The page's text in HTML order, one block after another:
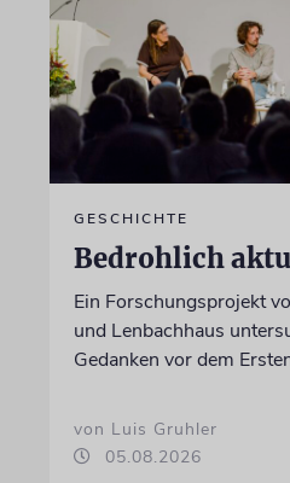
GESCHICHTE
Bedrohlich
Ein Forschungsprojekt
und Lenbachhaus
Gedanken vor dem
von Luis Gruhler
05.08.2026